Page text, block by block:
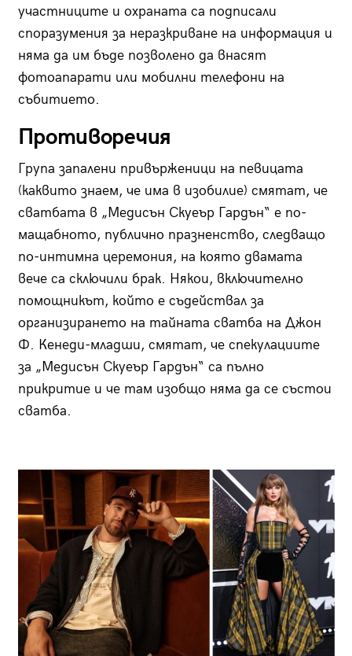
участниците и охраната са подписали
споразумения за неразкриване на информация и
няма да им бъде позволено да внасят
фотоапарати или мобилни телефони на
събитието.
Противоречия
Група запалени привърженици на певицата
(каквито знаем, че има в изобилие) смятат, че
сватбата в „Медисън Скуеър Гардън“ е по-
мащабното, публично празненство, следващо
по-интимна церемония, на която двамата
вече са сключили брак. Някои, включително
помощникът, който е съдействал за
организирането на тайната сватба на Джон
Ф. Кенеди-младши, смятат, че спекулациите
за „Медисън Скуеър Гардън“ са пълно
прикритие и че там изобщо няма да се състои
сватба.